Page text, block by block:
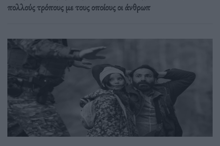
πολλούς τρόπους με τους οποίους οι άνθρωπ